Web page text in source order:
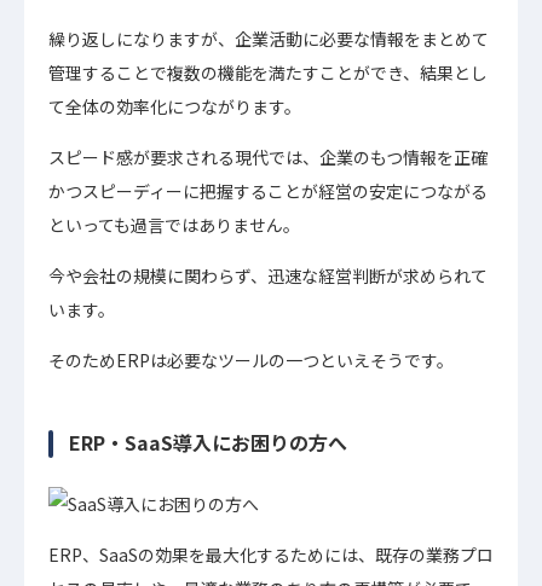
繰り返しになりますが、企業活動に必要な情報をまとめて
管理することで複数の機能を満たすことができ、結果とし
て全体の効率化につながります。
スピード感が要求される現代では、企業のもつ情報を正確
かつスピーディーに把握することが経営の安定につながる
といっても過言ではありません。
今や会社の規模に関わらず、迅速な経営判断が求められて
います。
そのためERPは必要なツールの一つといえそうです。
ERP・SaaS導入にお困りの方へ
ERP、SaaSの効果を最大化するためには、既存の業務プロ